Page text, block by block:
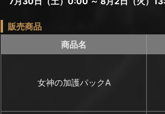
販売商品
商品名
女神の加護パックA